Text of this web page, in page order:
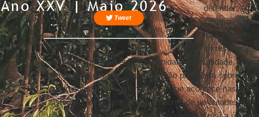
Tweet
defender.
significa
Isso também
se resume
delicado equilíbrio entre comunidade e imunidade. O
até o ponto em que a negação não prevaleça sobre a
corpo que deveria defender. É o que acontece nas
sistema imunológico cresce a ponto de se autodestruir.